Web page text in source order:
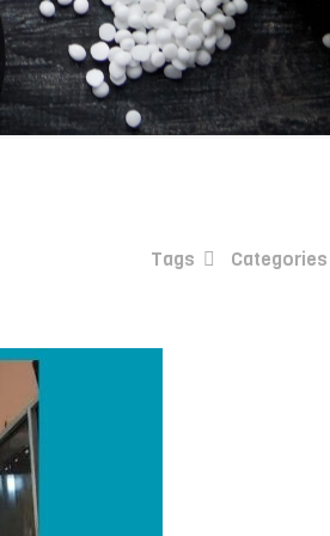
Categories
Tags